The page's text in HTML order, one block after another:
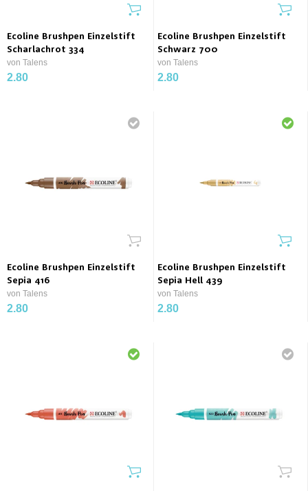
Ecoline Brushpen Einzelstift
Scharlachrot 334
von Talens
2.80
Ecoline Brushpen Einzelstift
Schwarz 700
von Talens
2.80
Ecoline Brushpen Einzelstift
Sepia 416
von Talens
2.80
Ecoline Brushpen Einzelstift
Sepia Hell 439
von Talens
2.80